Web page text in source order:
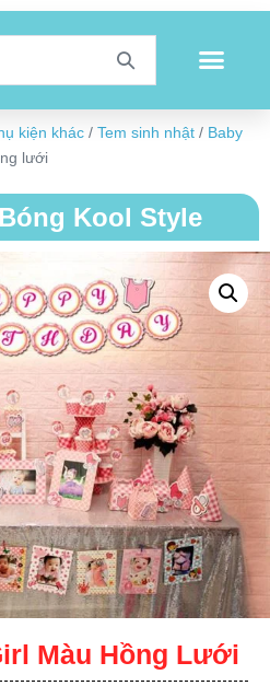
kiện khác / Tem sinh nhật / Baby
lưới
Kool Style
Màu Hồng Lưới